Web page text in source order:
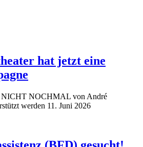
hat jetzt eine
NOCHMAL von André
werden 11. Juni 2026